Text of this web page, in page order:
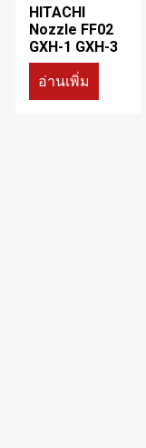
HITACHI
Nozzle FF02
GXH-1 GXH-3
อ่านเพิ่ม